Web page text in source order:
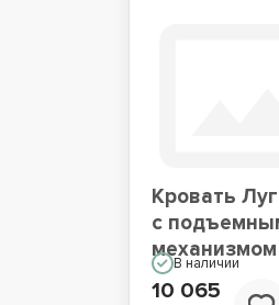
Кровать
с
механизмом
В наличии
10 065